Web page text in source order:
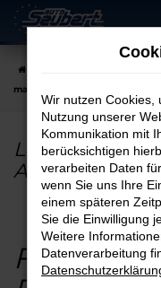
Zum
Hauptinhalt
springen
macht´s möglich!
Land Rover
Auto Seubert
Wir nutzen Cookies,
Nutzung unserer
Kommunikation mit
berücksichtigen
verarbeiten Daten
wenn Sie uns Ihre
einem späteren
Sie die Einwilligung
Weitere
Datenverarbeitung